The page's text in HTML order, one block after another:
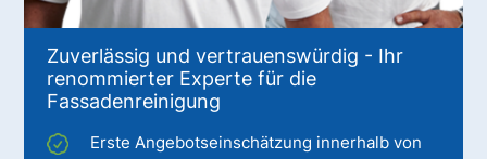
Zuverlässig und vertrauenswürdig - Ihr
renommierter Experte für die
Fassadenreinigung
Erste Angebotseinschätzung innerhalb von